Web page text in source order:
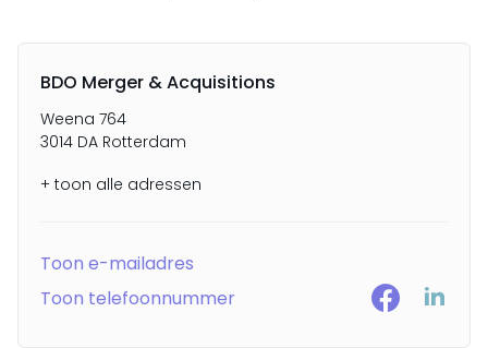
BDO Merger & Acquisitions
Weena 764
3014 DA Rotterdam
+ toon alle adressen
Toon e-mailadres
Toon telefoonnummer